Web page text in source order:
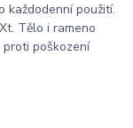
každodenní použití.
Tělo i rameno
poškození